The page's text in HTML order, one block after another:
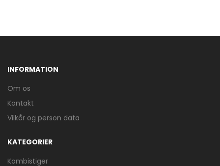
INFORMATION
Om os
Kontakt
Vilkår og person data
KATEGORIER
Kombistiger